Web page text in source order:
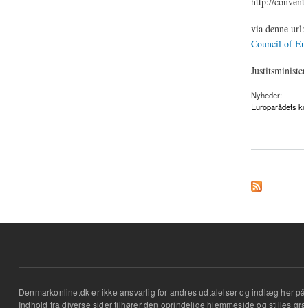
via denne url:
Council of
Nyheder:
Europarådets
Denmarkonline.dk er ikke ansvarlig for andres udtalelser og indlæg her
Indhold fra diverse sider tilhører den oprindelige hjemmeside og stilles